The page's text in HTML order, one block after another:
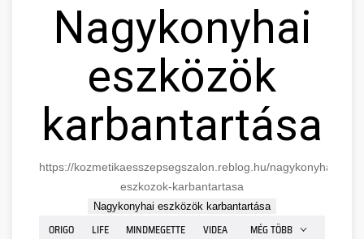
Nagykonyhai
eszközök
karbantartása
https://kozmetikaesszepsegszalon.reblog.hu/nagykonyhai-
eszkozok-karbantartasa
Nagykonyhai eszközök karbantartása